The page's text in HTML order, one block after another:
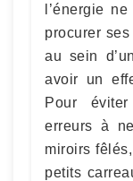
l’énergie
procurer
au sein
avoir un
Pour
erreurs à
miroirs
petits